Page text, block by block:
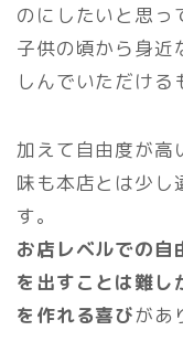
のにしたいと思っ
子供の頃から身近
しんでいただける
加えて自由度が高
味も本店とは少し
す。
お店レベルでの自
を出すことは難し
を作れる喜びがあ